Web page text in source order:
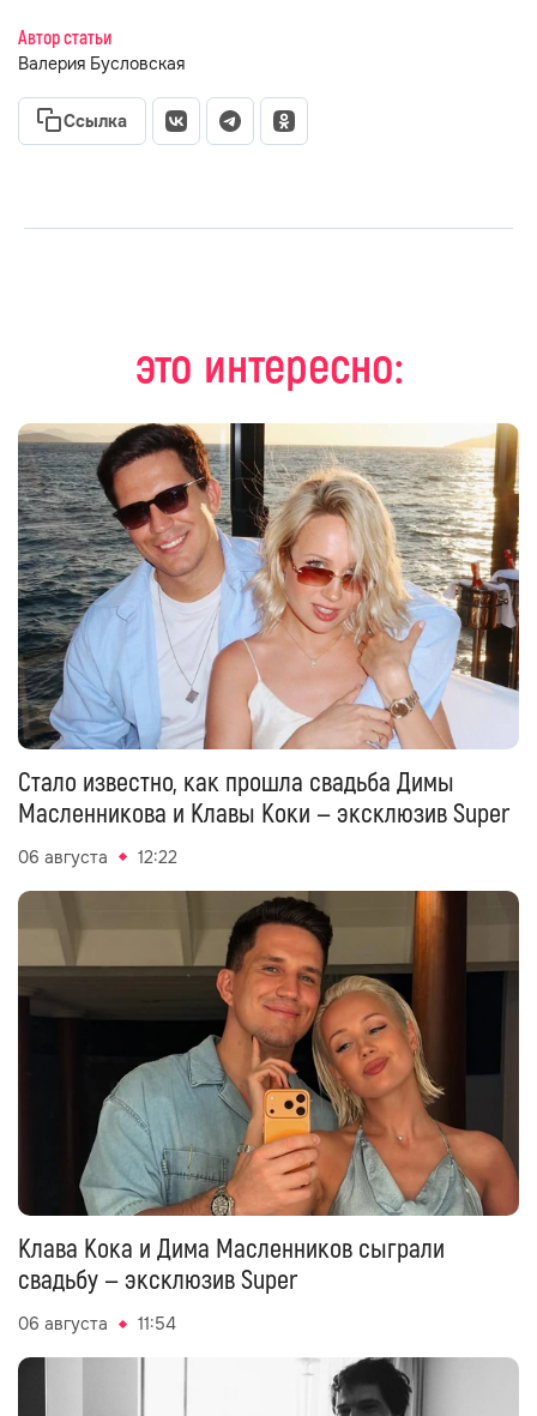
Автор статьи
Валерия Бусловская
Ссылка
это интересно:
Стало известно, как прошла свадьба Димы
Масленникова и Клавы Коки — эксклюзив Super
06 августа 12:22
Клава Кока и Дима Масленников сыграли
свадьбу — эксклюзив Super
06 августа 11:54